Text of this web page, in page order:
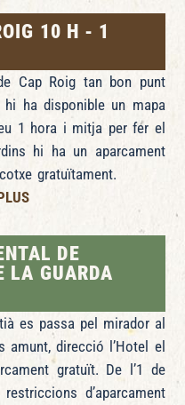
10 H - 1
Cap Roig tan bon punt
ha disponible un mapa
1 hora i mitja per fer el
hi ha un aparcament
gratuïtament.
DE
LA GUARDA
es passa pel mirador al
direcció l’Hotel el
gratuït. De l’1 de
d’aparcament